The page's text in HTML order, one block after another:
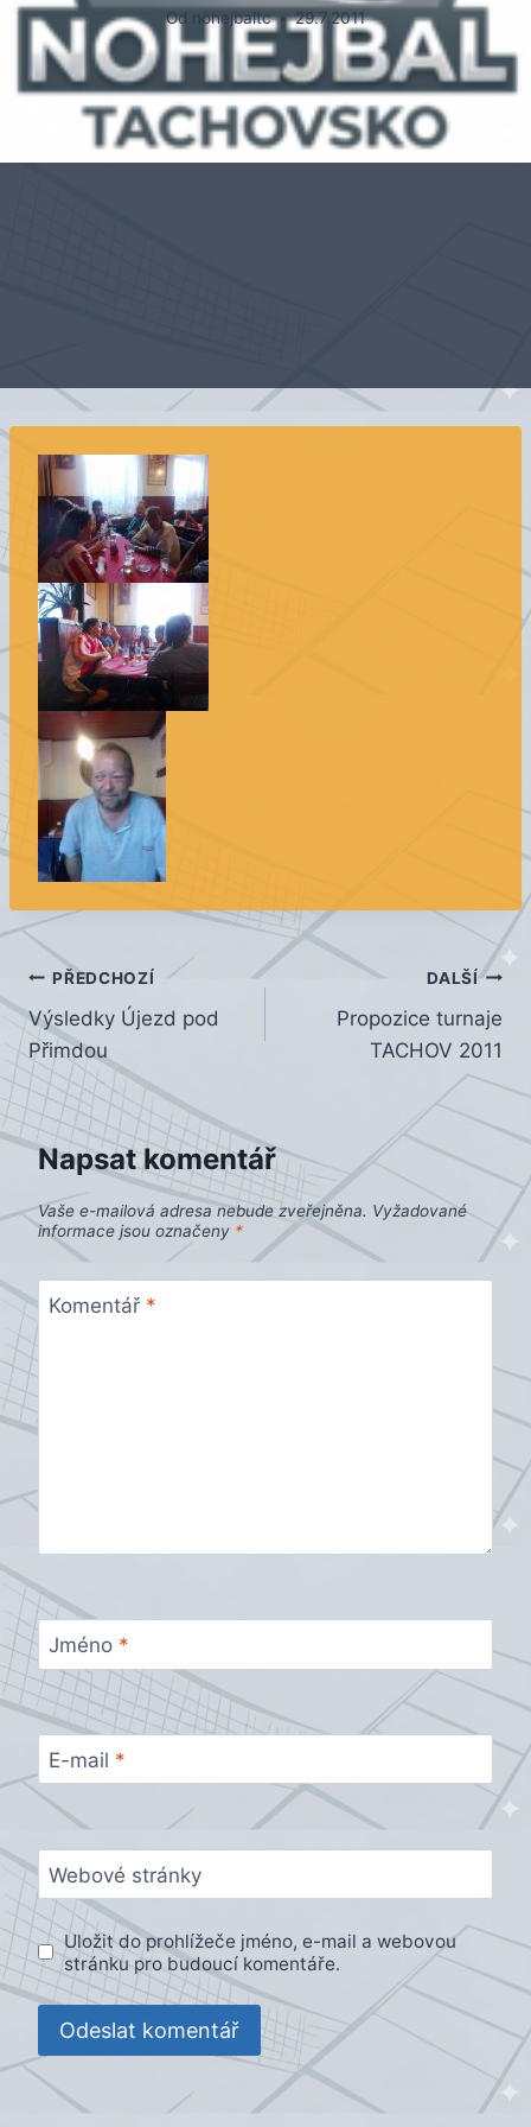
Od nohejbaltc 29.7.2011
Navigace
pro
příspěvek
PŘEDCHOZÍ
Výsledky Újezd pod
Přimdou
DALŠÍ
Propozice turnaje
TACHOV 2011
Napsat komentář
Vaše e-mailová adresa nebude zveřejněna. Vyžadované
informace jsou označeny *
Komentář *
Jméno *
E-mail *
Webové stránky
Uložit do prohlížeče jméno, e-mail a webovou
stránku pro budoucí komentáře.